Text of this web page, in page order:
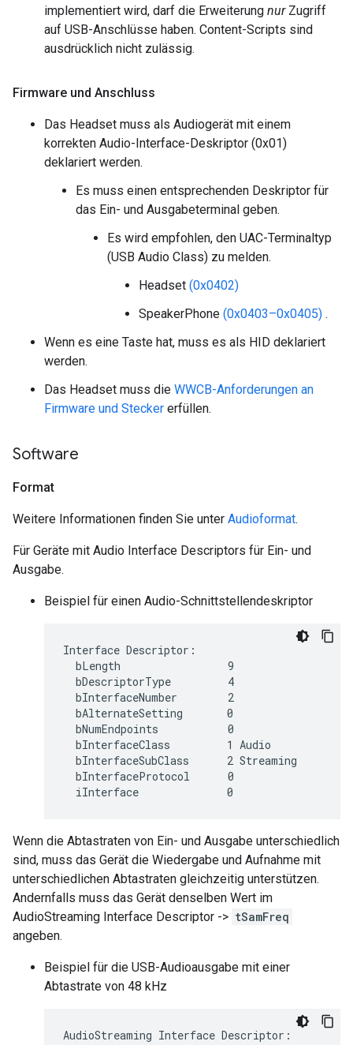
implementiert wird, darf die Erweiterung nurZugriff
auf USB-Anschlüsse haben. Content-Scripts sind
ausdrücklich nicht zulässig.
Firmware und Anschluss
Das Headset muss als Audiogerät mit einem
korrekten Audio-Interface-Deskriptor (0x01)
deklariert werden.
Es muss einen entsprechenden Deskriptor für
das Ein- und Ausgabeterminal geben.
Es wird empfohlen, den UAC-Terminaltyp
(USB Audio Class) zu melden.
Headset (0x0402)
SpeakerPhone (0x0403–0x0405) .
Wenn es eine Taste hat, muss es als HID deklariert
werden.
Das Headset muss die WWCB-Anforderungen an
Firmware und Stecker erfüllen.
Software
Format
Weitere Informationen finden Sie unter Audioformat.
Für Geräte mit Audio Interface Descriptors für Ein- und
Ausgabe.
Beispiel für einen Audio-Schnittstellendeskriptor
Interface Descriptor:
  bLength                 9
  bDescriptorType         4
  bInterfaceNumber        2
  bAlternateSetting       0
  bNumEndpoints           0
  bInterfaceClass         1 Audio
  bInterfaceSubClass      2 Streaming
  bInterfaceProtocol      0
Wenn die Abtastraten von Ein- und Ausgabe unterschiedlich
sind, muss das Gerät die Wiedergabe und Aufnahme mit
unterschiedlichen Abtastraten gleichzeitig unterstützen.
Andernfalls muss das Gerät denselben Wert im
AudioStreaming Interface Descriptor -> tSamFreq
angeben.
Beispiel für die USB-Audioausgabe mit einer
Abtastrate von 48 kHz
AudioStreaming Interface Descriptor: